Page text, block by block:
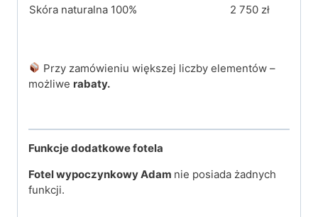
Skóra naturalna 100%
2 750 zł
Przy zamówieniu większej liczby elementów –
możliwe rabaty.
Funkcje dodatkowe fotela
Fotel wypoczynkowy Adam nie posiada żadnych
funkcji.